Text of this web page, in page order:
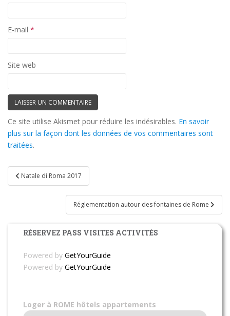
E-mail *
Site web
Ce site utilise Akismet pour réduire les indésirables. En savoir
plus sur la façon dont les données de vos commentaires sont
traitées.
Navigation
de
Natale di Roma 2017
Réglementation autour des fontaines de Rome
RÉSERVEZ PASS VISITES ACTIVITÉS
Powered by GetYourGuide
Powered by GetYourGuide
Loger à ROME hôtels appartements